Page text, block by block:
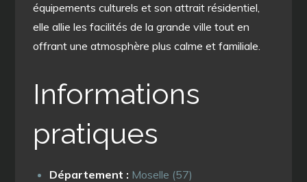
équipements culturels et son attrait résidentiel,
elle allie les facilités de la grande ville tout en
offrant une atmosphère plus calme et familiale.
Informations
pratiques
Département : Moselle (57)